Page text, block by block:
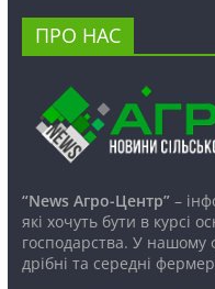
ПРО НАС
“News Агро-Центр”–
які хочуть бути в курсі
господарства. У нашому
дрібні та середні